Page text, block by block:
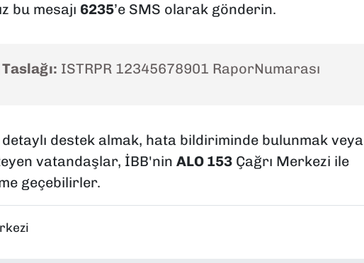
bu mesajı 6235’e SMS olarak gönderin.
ISTRPR 12345678901 RaporNumarası
destek almak, hata bildiriminde bulunmak veya
vatandaşlar, İBB'nin ALO 153Çağrı Merkezi ile
geçebilirler.